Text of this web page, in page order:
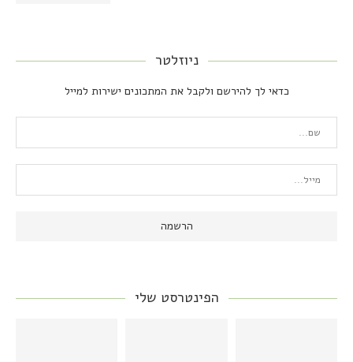
ניוזלטר
כדאי לך להירשם ולקבל את המתכונים ישירות למייל
הפינטרסט שלי